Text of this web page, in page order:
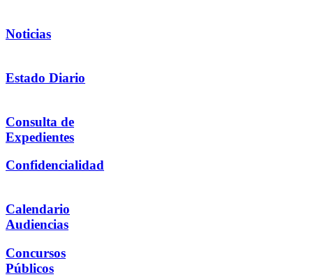
Noticias
Estado Diario
Consulta de
Expedientes
Confidencialidad
Calendario
Audiencias
Concursos
Públicos